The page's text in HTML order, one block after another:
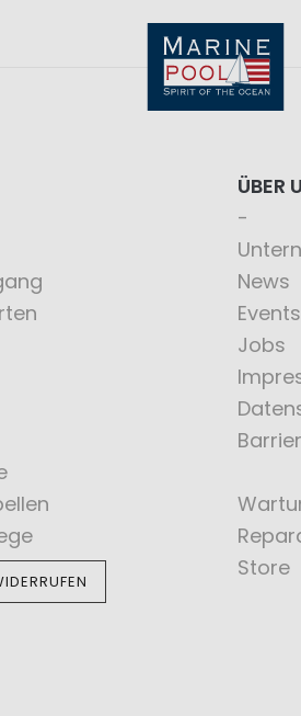
ÜBER
News
Events
Jobs
Store